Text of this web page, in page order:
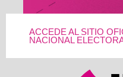
ACCEDE AL SITIO
NACIONAL